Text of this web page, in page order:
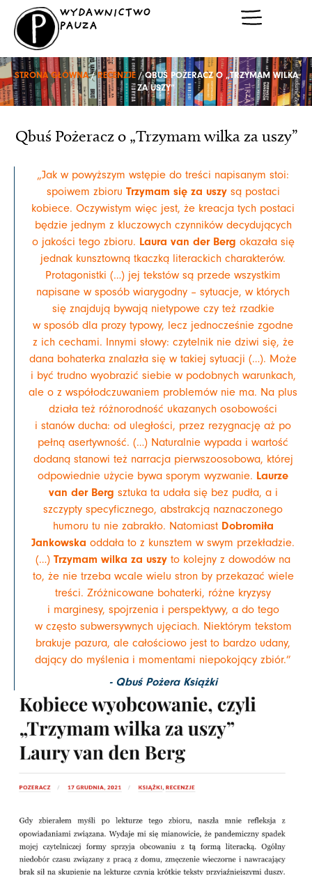
Przejdź
treści
WYDAWNICTWO
PAUZA
STRONA GŁÓWNA/RECENZJE/ QBUŚ POŻERACZ O „TRZYMAM WILKA
ZA USZY”
Qbuś Pożeracz o „Trzymam wilka za uszy”
„Jak w powyższym wstępie do treści napisanym stoi:
spoiwem zbioru Trzymam się za uszysą postaci
kobiece. Oczywistym więc jest, że kreacja tych postaci
będzie jednym z kluczowych czynników decydujących
o jakości tego zbioru. Laura van der Berg okazała się
jednak kunsztowną tkaczką literackich charakterów.
Protagonistki (…) jej tekstów są przede wszystkim
napisane w sposób wiarygodny – sytuacje, w których
się znajdują bywają nietypowe czy też rzadkie
w sposób dla prozy typowy, lecz jednocześnie zgodne
z ich cechami. Innymi słowy: czytelnik nie dziwi się, że
dana bohaterka znalazła się w takiej sytuacji (…). Może
i być trudno wyobrazić siebie w podobnych warunkach,
ale o z współodczuwaniem problemów nie ma. Na plus
działa też różnorodność ukazanych osobowości
i stanów ducha: od uległości, przez rezygnację aż po
pełną asertywność. (…) Naturalnie wypada i wartość
dodaną stanowi też narracja pierwszoosobowa, której
odpowiednie użycie bywa sporym wyzwanie. Laurze
van der Berg sztuka ta udała się bez pudła, a i
szczypty specyficznego, abstrakcją naznaczonego
humoru tu nie zabrakło. Natomiast Dobromiła
Jankowskaoddała to z kunsztem w swym przekładzie.
(…)Trzymam wilka za uszy to kolejny z dowodów na
to, że nie trzeba wcale wielu stron by przekazać wiele
treści. Zróżnicowane bohaterki, różne kryzysy
i marginesy, spojrzenia i perspektywy, a do tego
w często subwersywnych ujęciach. Niektórym tekstom
brakuje pazura, ale całościowo jest to bardzo udany,
dający do myślenia i momentami niepokojący zbiór.”
- Qbuś Pożera Książki